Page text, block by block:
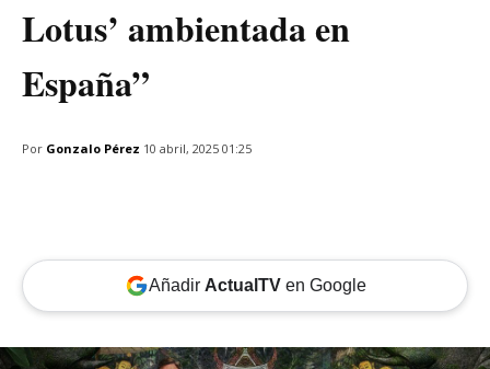
Lotus’ ambientada en
España”
Por Gonzalo Pérez 10 abril, 2025 01:25
Añadir ActualTVen Google